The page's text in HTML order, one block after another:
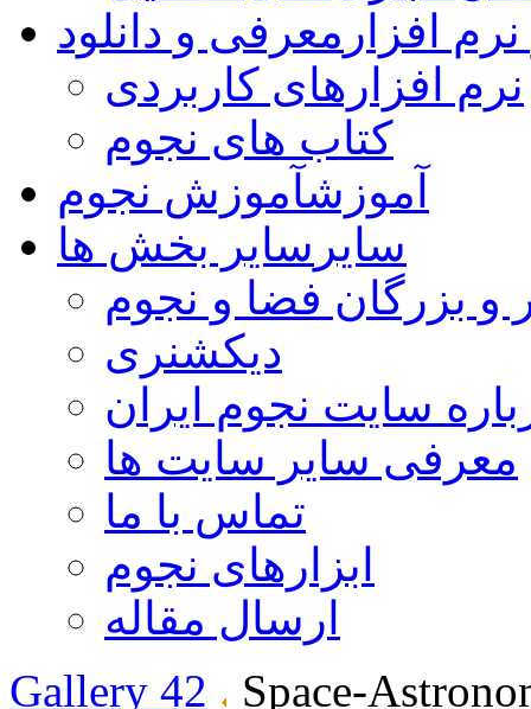
افزار معرفی و دانلود
نرم افزارهای کاربردی
کتاب های نجوم
آموزشآموزش نجوم
سایر سایر بخش ها
و بزرگان فضا و نجوم
دیکشنری
سایت نجوم ایران
معرفی سایر سایت ها
تماس با ما
ابزارهای نجوم
ارسال مقاله
Gallery 42
Space-